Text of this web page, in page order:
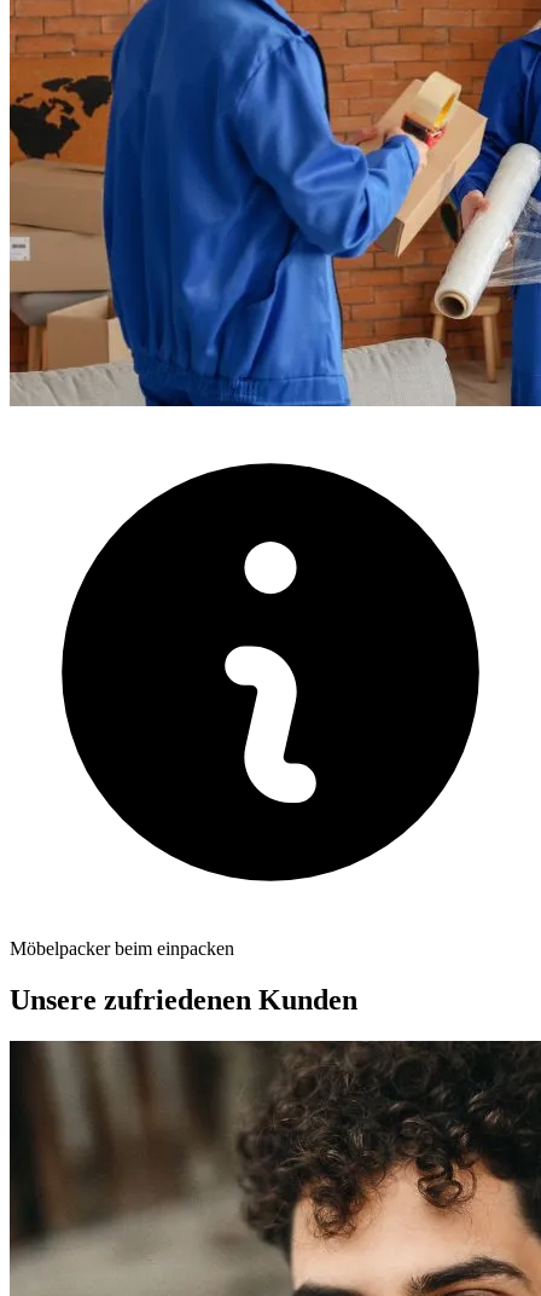
Möbelpacker beim einpacken
Unsere zufriedenen Kunden